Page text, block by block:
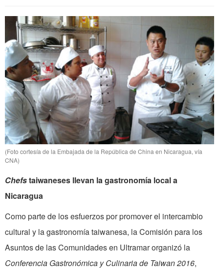
(Foto cortesía de la Embajada de la República de China en Nicaragua, vía
CNA)
Chefstaiwaneses llevan la gastronomía local a
Nicaragua
Como parte de los esfuerzos por promover el intercambio
cultural y la gastronomía taiwanesa, la Comisión para los
Asuntos de las Comunidades en Ultramar organizó la
Conferencia Gastronómica y Culinaria de Taiwan 2016,